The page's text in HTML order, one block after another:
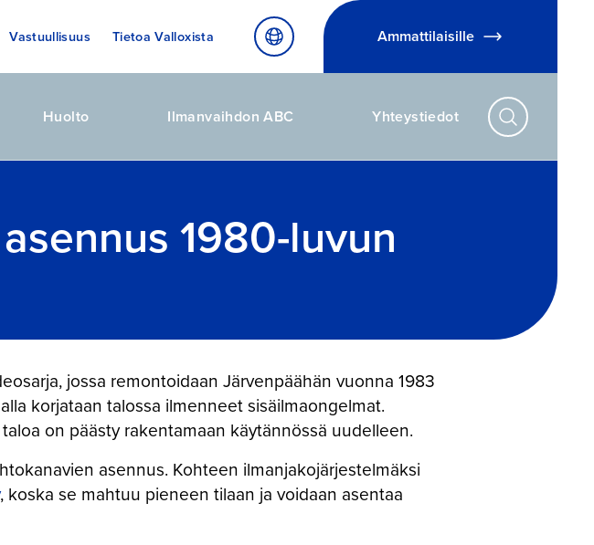
Vastuullisuus Tietoa Valloxista Ammattilaisille
Huolto Ilmanvaihdon ABC Yhteystiedot
1980-luvun
jossa remontoidaan Järvenpäähän vuonna 1983
korjataan talossa ilmenneet sisäilmaongelmat.
on päästy rakentamaan käytännössä uudelleen.
asennus. Kohteen ilmanjakojärjestelmäksi
, koska se mahtuu pieneen tilaan ja voidaan asentaa